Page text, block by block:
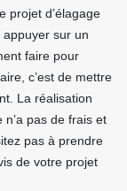
projet d’élagage
appuyer sur un
faire pour
c’est de mettre
La réalisation
n’a pas de frais et
pas à prendre
de votre projet